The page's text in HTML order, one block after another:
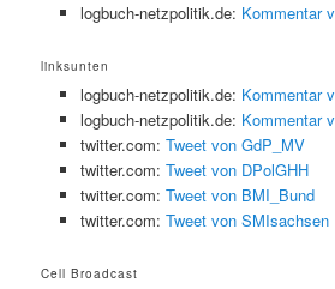
logbuch-netzpolitik.de: Kommentar
linksunten
logbuch-netzpolitik.de: Kommentar
logbuch-netzpolitik.de: Kommentar
twitter.com: Tweet von GdP_MV
twitter.com: Tweet von DPolGHH
twitter.com: Tweet von BMI_Bund
twitter.com: Tweet von SMIsachsen
Cell Broadcast